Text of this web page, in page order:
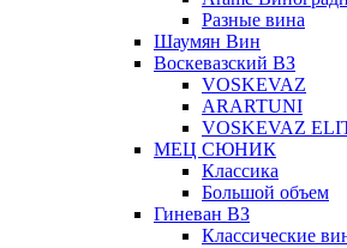
Разные вина
Шаумян Вин
Воскевазский ВЗ
VOSKEVAZ
ARARTUNI
VOSKEVAZ
МЕЦ СЮНИК
Классика
Большой объем
Гиневан ВЗ
Классические